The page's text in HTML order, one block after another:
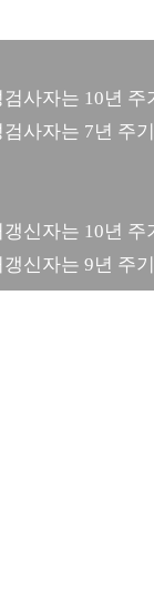
사자는 10년 주
사자는 7년 주
신자는 10년 주
신자는 9년 주